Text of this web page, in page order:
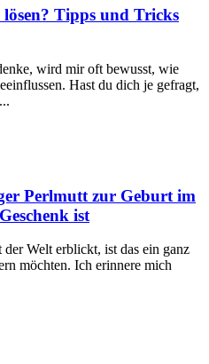
Tipps und Tricks
wird mir oft bewusst, wie
Hast du dich je gefragt,
Perlmutt zur Geburt im
ist
Welt erblickt, ist das ein ganz
möchten. Ich erinnere mich